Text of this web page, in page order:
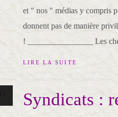
et " nos " médias y compris
donnent pas de manière
! ________________ Les
LIRE LA SUITE
Syndicats :